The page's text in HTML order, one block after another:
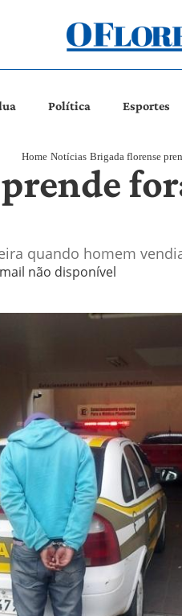
Política Esportes
Home Notícias Brigada florense
quando homem
não disponível